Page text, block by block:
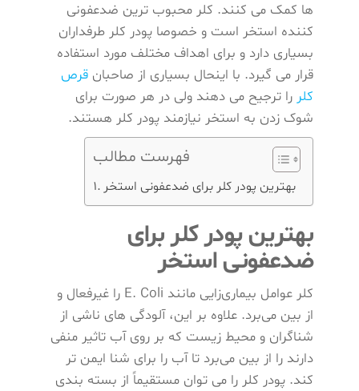
‌ها کمک می ‌کنند. کلر محبوب ‌ترین ضدعفونی
‌کننده استخر است و خصوصا پودر کلر طرفداران
بسیاری دارد و برای اهداف مختلف مورد استفاده
قرار می گیرد. با اینحال بسیاری از صاحبان قرص
کلر را ترجیح می دهند ولی در هر صورت برای
شوک زدن به استخر نیازمند پودر کلر هستند.
فهرست مطالب
بهترین پودر کلر برای ضدعفونی استخر
بهترین پودر کلر برای
ضدعفونی استخر
کلر عوامل بیماری‌زایی مانند E. Coli را غیرفعال و
از بین می‌برد. علاوه بر این، آلودگی های ناشی از
شناگران و محیط زیست که بر روی آب تاثیر منفی
دارند را از بین می‌برد تا آب را برای شنا ایمن‌ تر
کند. پودر کلر را می توان مستقیماً از بسته ‌بندی